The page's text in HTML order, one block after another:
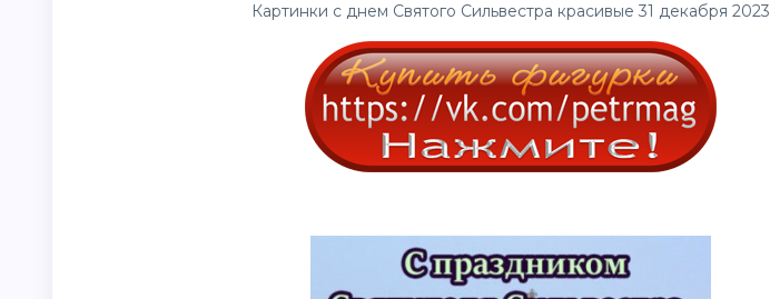
Картинки с днем Святого Сильвестра красивые 31 декабря 2023